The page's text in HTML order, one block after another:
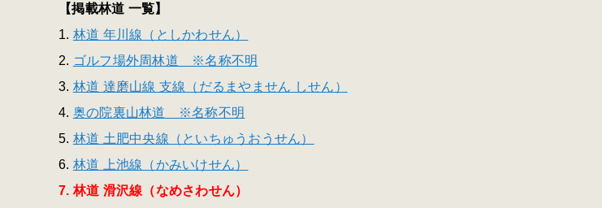
【掲載林道 一覧】
1. 林道 年川線（としかわせん）
2. ゴルフ場外周林道 ※名称不明
3. 林道 達磨山線 支線（だるまやません しせん）
4. 奥の院裏山林道 ※名称不明
5. 林道 土肥中央線（といちゅうおうせん）
6. 林道 上池線（かみいけせん）
7. 林道 滑沢線（なめさわせん）